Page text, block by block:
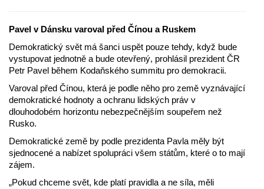
Pavel v Dánsku varoval před Čínou a Ruskem
Demokratický svět má šanci uspět pouze tehdy, když bude
vystupovat jednotně a bude otevřený, prohlásil prezident ČR
Petr Pavel během Kodaňského summitu pro demokracii.
Varoval před Čínou, která je podle něho pro země vyznávající
demokratické hodnoty a ochranu lidských práv v
dlouhodobém horizontu nebezpečnějším soupeřem než
Rusko.
Demokratické země by podle prezidenta Pavla měly být
sjednocené a nabízet spolupráci všem státům, které o to mají
zájem.
„Pokud chceme svět, kde platí pravidla a ne síla, měli